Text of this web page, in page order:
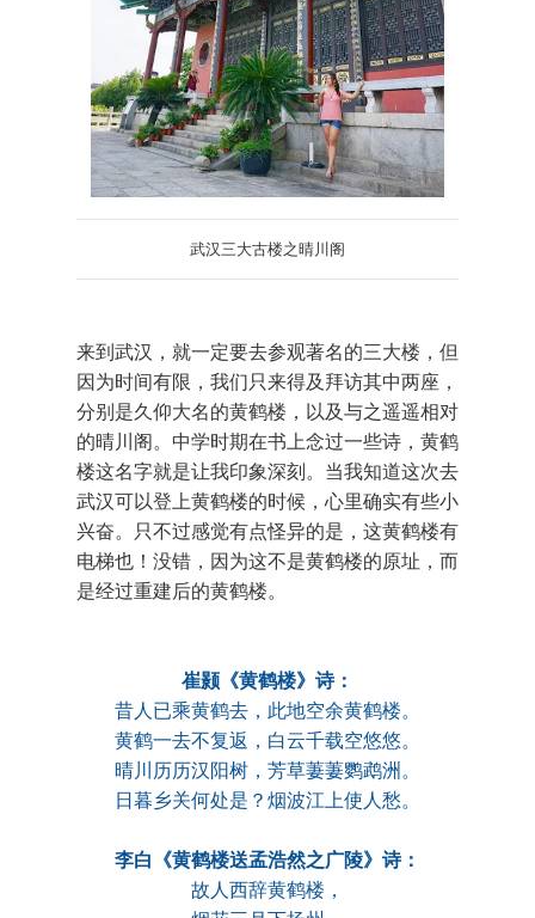
武汉三大古楼之晴川阁
来到武汉，就一定要去参观著名的三大楼，但
因为时间有限，我们只来得及拜访其中两座，
分别是久仰大名的黄鹤楼，以及与之遥遥相对
的晴川阁。中学时期在书上念过一些诗，黄鹤
楼这名字就是让我印象深刻。当我知道这次去
武汉可以登上黄鹤楼的时候，心里确实有些小
兴奋。只不过感觉有点怪异的是，这黄鹤楼有
电梯也！没错，因为这不是黄鹤楼的原址，而
是经过重建后的黄鹤楼。
崔颢《黄鹤楼》诗：
昔人已乘黄鹤去，此地空余黄鹤楼。
黄鹤一去不复返，白云千载空悠悠。
晴川历历汉阳树，芳草萋萋鹦鹉洲。
日暮乡关何处是？烟波江上使人愁。
李白《黄鹤楼送孟浩然之广陵》诗：
故人西辞黄鹤楼，